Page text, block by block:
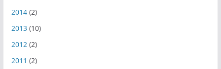
2014(2)
2013 (10)
2012(2)
2011 (2)